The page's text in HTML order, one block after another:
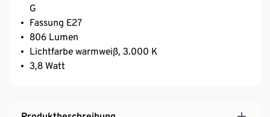
G
Fassung E27
806 Lumen
Lichtfarbe warmweiß, 3.000 K
3,8 Watt